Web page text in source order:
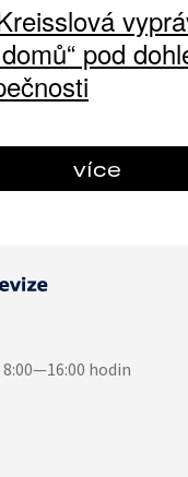
pod
více